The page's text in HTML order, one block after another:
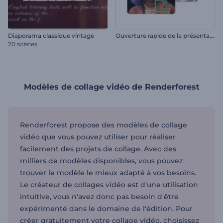
Diaporama classique vintage
20 scènes
O
uverture rapide de la présentation
Modèles de collage vidéo de Renderforest
Renderforest propose des modèles de collage
vidéo que vous pouvez utiliser pour réaliser
facilement des projets de collage. Avec des
milliers de modèles disponibles, vous pouvez
trouver le modèle le mieux adapté à vos besoins.
Le créateur de collages vidéo est d'une utilisation
intuitive, vous n'avez donc pas besoin d'être
expérimenté dans le domaine de l'édition. Pour
créer gratuitement votre collage vidéo, choisissez